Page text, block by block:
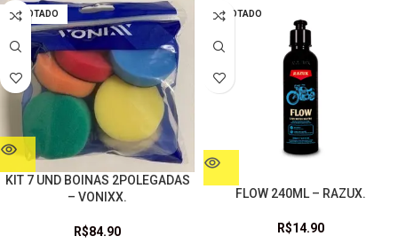
ESGOTADO
KIT 7 UND BOINAS 2POLEGADAS
– VONIXX.
R$84.90
ESGOTADO
FLOW 240ML – RAZUX.
R$14.90